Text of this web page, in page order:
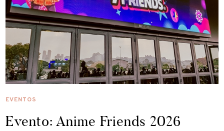
EVENTOS
Evento: Anime Friends 2026